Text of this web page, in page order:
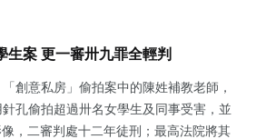
生案 更一審卅九罪全輕判
創意私房」偷拍案中的陳姓補教老師，
孔偷拍超過卅名女學生及同事受害，並
，二審判處十二年徒刑；最高法院將其